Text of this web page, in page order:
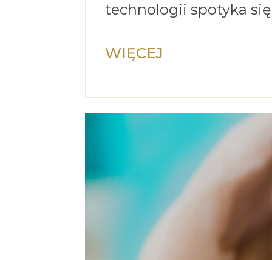
technologii spotyka
WIĘCEJ